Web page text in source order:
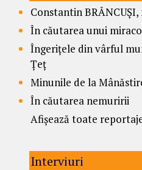
Constantin
În căutarea unui
Îngerițele din vârful
Țeț
Minunile de la
În căutarea nemuririi
Afișează toate
Interviuri